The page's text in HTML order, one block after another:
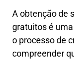
A obtenção de
gratuitos é
o processo de
compreender